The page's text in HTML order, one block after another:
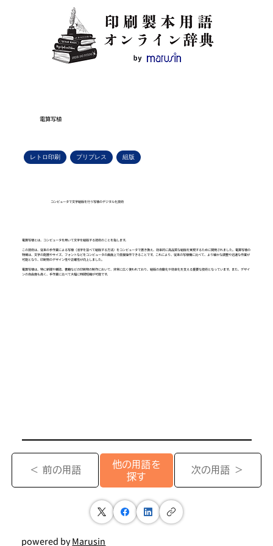
電算写植
レトロ印刷 プリプレス 組版
コンピュータで文字組版を行う写植のデジタル化技術
電算写植とは、コンピュータを用いて文字を組版する技術のことを指します。
この技術は、従来の手作業による写植（活字を並べて組版する方法）をコンピュータで置き換え、効率的に高品質な組版を実現するために開発されました。電算写植の
特徴は、文字の配置やサイズ、フォントなどをコンピュータの画面上で直接操作できることです。これにより、従来の写植機に比べて、より細かな調整や迅速な作業が
可能となり、印刷物のデザイン性や正確性が向上しました。
電算写植は、特に新聞や雑誌、書籍などの印刷物の制作において、非常に広く使われており、組版の自動化や効率化を支える重要な技術となっています。また、デザイ
ンの自由度も高く、手作業に比べて大幅に時間短縮が可能です。
＜ 前の用語
他の用語を
探す
次の用語 ＞
powered byMarusin